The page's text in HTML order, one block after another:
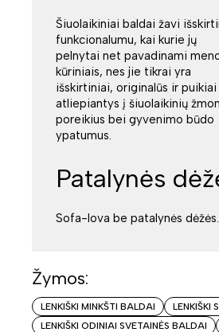
Šiuolaikiniai baldai žavi
funkcionalumu, kai kurie jų
pelnytai net pavadinami
kūriniais, nes jie tikrai yra
išskirtiniai, originalūs ir puikiai
atliepiantys į šiuolaikinių
poreikius bei gyvenimo būdo
ypatumus.
Patalynės
Sofa-lova be patalynės dėžės.
Žymos:
LENKIŠKI MINKŠTI BALDAI LENKIŠKI
LENKIŠKI ODINIAI SVETAINĖS BALDAI